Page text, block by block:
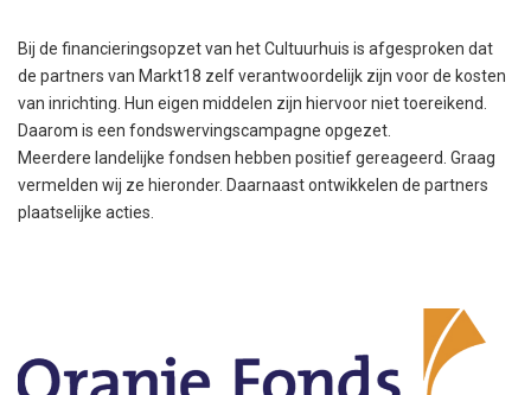
Bij de financieringsopzet van het Cultuurhuis is afgesproken dat
de partners van Markt18 zelf verantwoordelijk zijn voor de kosten
van inrichting. Hun eigen middelen zijn hiervoor niet toereikend.
Daarom is een fondswervingscampagne opgezet.
Meerdere landelijke fondsen hebben positief gereageerd. Graag
vermelden wij ze hieronder. Daarnaast ontwikkelen de partners
plaatselijke acties.